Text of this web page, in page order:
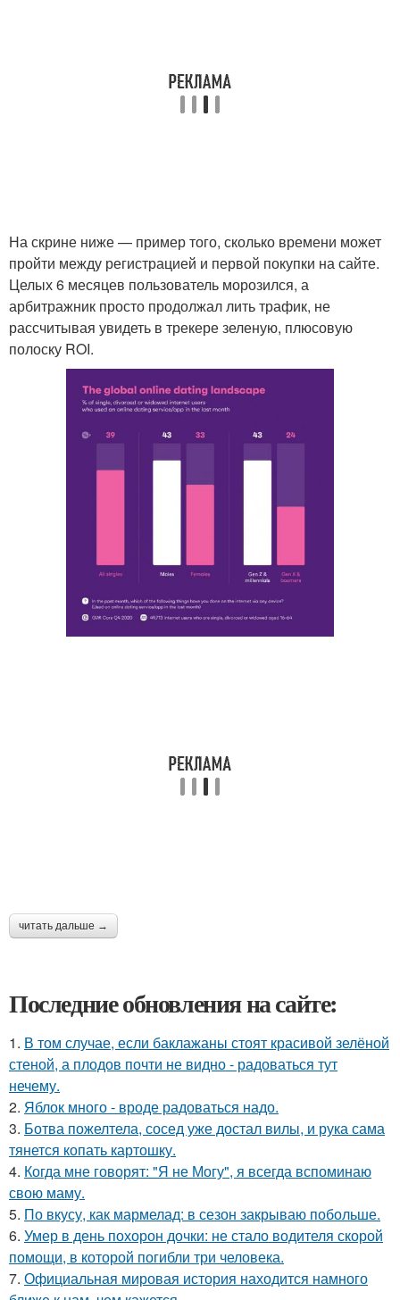
На скрине ниже — пример того, сколько времени может
пройти между регистрацией и первой покупки на сайте.
Целых 6 месяцев пользователь морозился, а
арбитражник просто продолжал лить трафик, не
рассчитывая увидеть в трекере зеленую, плюсовую
полоску ROI.
читать дальше →
Последние обновления на сайте:
1. В том случае, если баклажаны стоят красивой зелёной
стеной, а плодов почти не видно - радоваться тут
нечему.
2. Яблок много - вроде радоваться надо.
3. Ботва пожелтела, сосед уже достал вилы, и рука сама
тянется копать картошку.
4. Когда мне говорят: "Я не Могу", я всегда вспоминаю
свою маму.
5. По вкусу, как мармелад: в сезон закрываю побольше.
6. Умер в день похорон дочки: не стало водителя скорой
помощи, в которой погибли три человека.
7. Официальная мировая история находится намного